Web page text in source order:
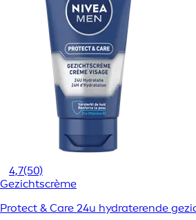
4,7(50)
Gezichtscrème
Protect & Care 24u hydraterende